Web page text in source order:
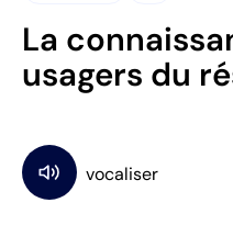
La
usagers du